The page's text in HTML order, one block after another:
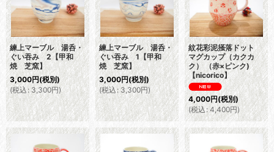
練上マーブル 湯呑・
ぐい吞み 2【甲和
焼 芝窯】
3,000円(税別)
(税込: 3,300円)
練上マーブル 湯呑・
ぐい吞み 1【甲和
焼 芝窯】
3,000円(税別)
(税込: 3,300円)
紋花彩泥掻落ドット
マグカップ（カクカ
ク） （赤×ピンク)
【nicorico】
4,000円(税別)
(税込 : 4,400円)